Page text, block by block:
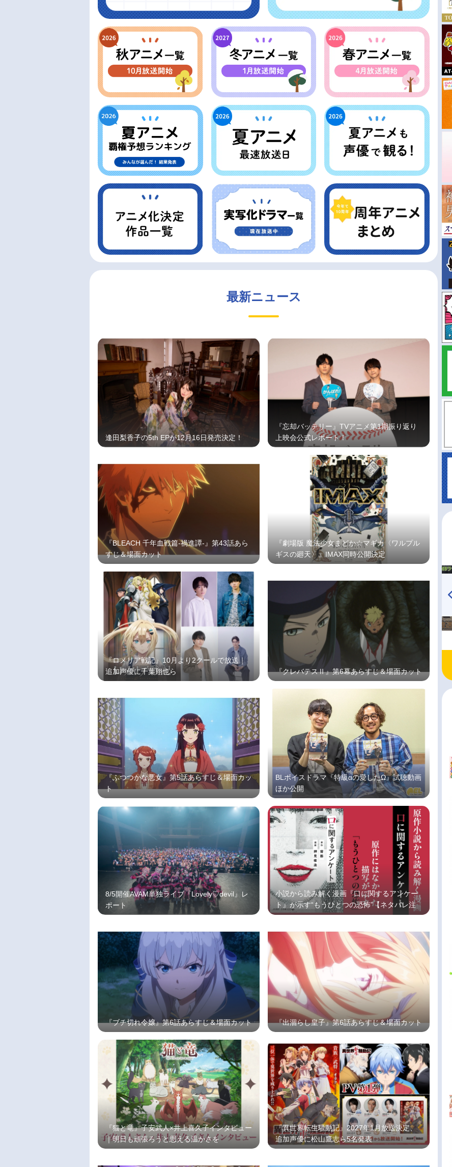
最新ニュース
逢田梨香子の5th EPが12月16日発売決定！
『忘却バッテリー』TVアニメ第1期振り返り
上映会公式レポート！
『BLEACH 千年血戦篇-禍進譚-』第43話あら
すじ＆場面カット
『劇場版 魔法少女まどか☆マギカ〈ワルプル
ギスの廻天〉』IMAX同時公開決定
『ロメリア戦記』10月より2クールで放送｜
追加声優に千葉翔也ら
『クレバテスⅡ』第6幕あらすじ＆場面カット
『ふつつかな悪女』第5話あらすじ＆場面カッ
ト
BLボイスドラマ『特級αの愛したΩ』試聴動画
ほか公開
8/5開催AVAM単独ライブ『Lovely♡devil』レ
ポート
小説から読み解く漫画『口に関するアンケー
ト』が示す“もうひとつの恐怖”【ネタバレ注
意】
『ブチ切れ令嬢』第6話あらすじ＆場面カット 『出涸らし皇子』第6話あらすじ＆場面カット
『猫と竜』子安武人×井上喜久子インタビュー
｜明日も頑張ろうと思える温かさを
『異世界転生騒動記』2027年1月放送決定、
追加声優に松山鷹志ら5名発表
TVアニメ『戦隊大失格』
radio 大直会 2nd season
ハイキュー!! 烏野高校放送部!